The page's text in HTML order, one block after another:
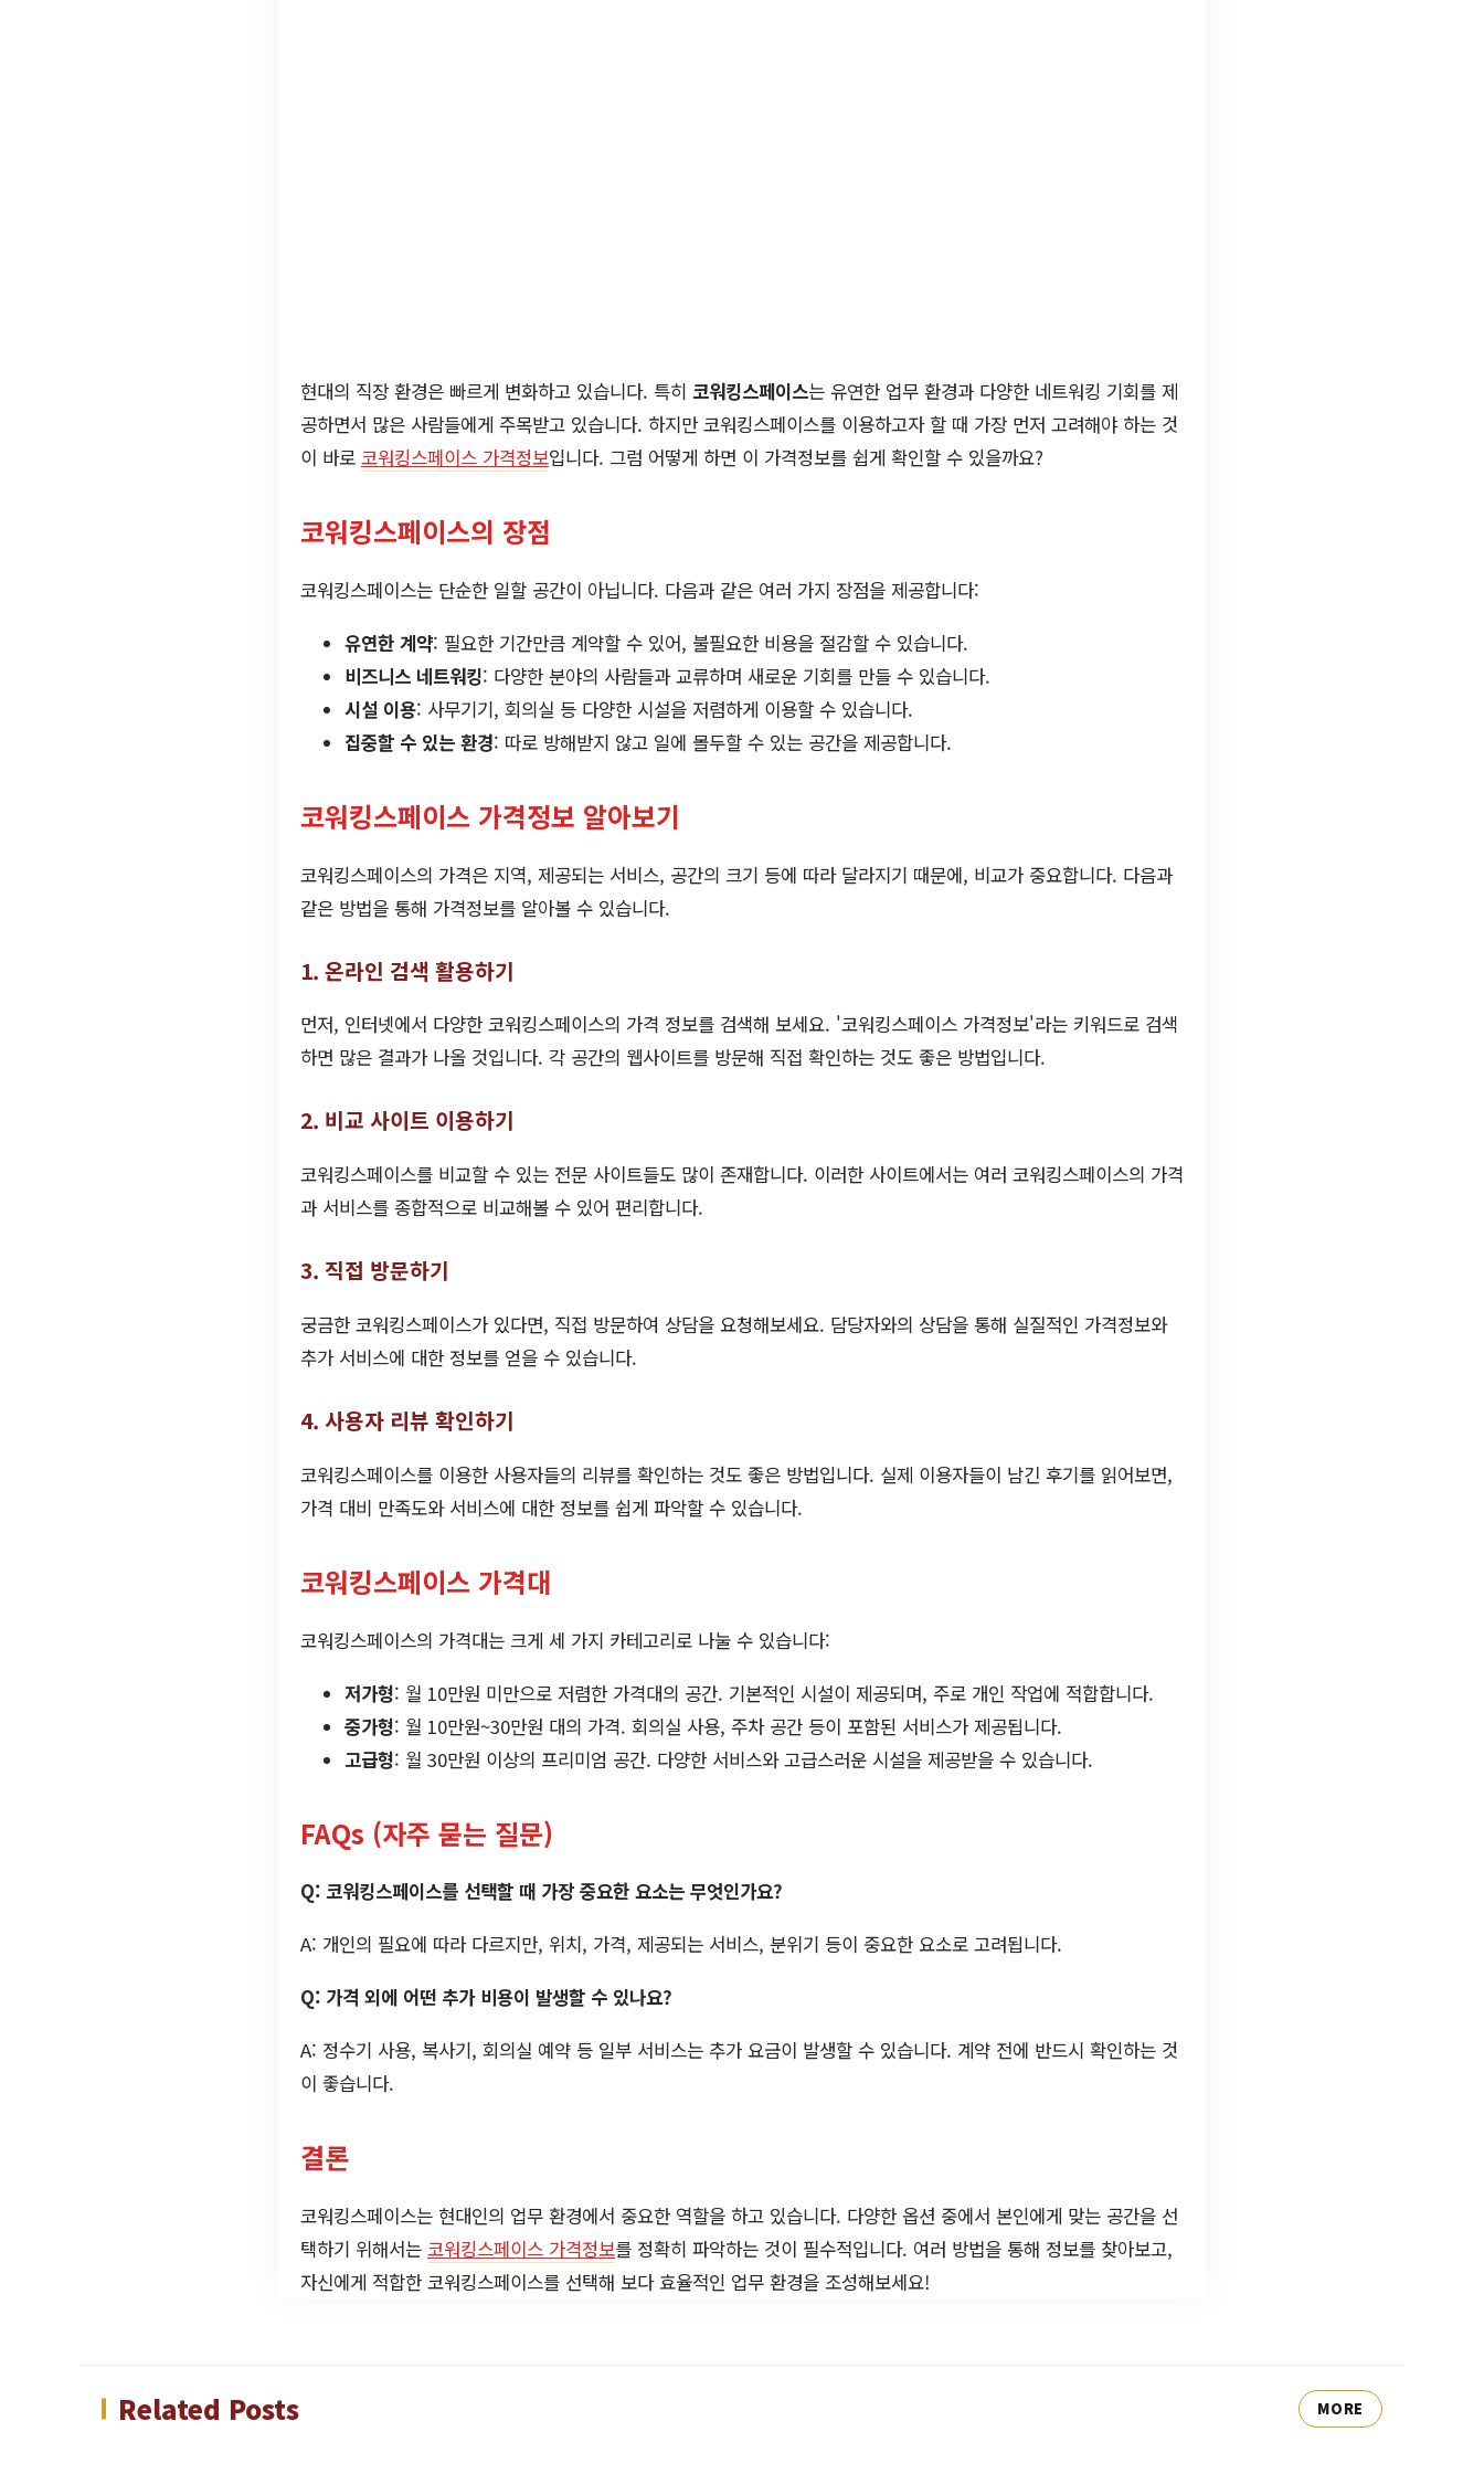
현대의 직장 환경은 빠르게 변화하고 있습니다. 특히 코워킹스페이스는 유연한 업무 환경과 다양한 네트워킹 기회를 제
공하면서 많은 사람들에게 주목받고 있습니다. 하지만 코워킹스페이스를 이용하고자 할 때 가장 먼저 고려해야 하는 것
이 바로 코워킹스페이스 가격정보입니다. 그럼 어떻게 하면 이 가격정보를 쉽게 확인할 수 있을까요?
코워킹스페이스의 장점
코워킹스페이스는 단순한 일할 공간이 아닙니다. 다음과 같은 여러 가지 장점을 제공합니다:
유연한 계약: 필요한 기간만큼 계약할 수 있어, 불필요한 비용을 절감할 수 있습니다.
비즈니스 네트워킹: 다양한 분야의 사람들과 교류하며 새로운 기회를 만들 수 있습니다.
시설 이용: 사무기기, 회의실 등 다양한 시설을 저렴하게 이용할 수 있습니다.
집중할 수 있는 환경: 따로 방해받지 않고 일에 몰두할 수 있는 공간을 제공합니다.
코워킹스페이스 가격정보 알아보기
코워킹스페이스의 가격은 지역, 제공되는 서비스, 공간의 크기 등에 따라 달라지기 때문에, 비교가 중요합니다. 다음과
같은 방법을 통해 가격정보를 알아볼 수 있습니다.
1. 온라인 검색 활용하기
먼저, 인터넷에서 다양한 코워킹스페이스의 가격 정보를 검색해 보세요. '코워킹스페이스 가격정보'라는 키워드로 검색
하면 많은 결과가 나올 것입니다. 각 공간의 웹사이트를 방문해 직접 확인하는 것도 좋은 방법입니다.
2. 비교 사이트 이용하기
코워킹스페이스를 비교할 수 있는 전문 사이트들도 많이 존재합니다. 이러한 사이트에서는 여러 코워킹스페이스의 가격
과 서비스를 종합적으로 비교해볼 수 있어 편리합니다.
3. 직접 방문하기
궁금한 코워킹스페이스가 있다면, 직접 방문하여 상담을 요청해보세요. 담당자와의 상담을 통해 실질적인 가격정보와
추가 서비스에 대한 정보를 얻을 수 있습니다.
4. 사용자 리뷰 확인하기
코워킹스페이스를 이용한 사용자들의 리뷰를 확인하는 것도 좋은 방법입니다. 실제 이용자들이 남긴 후기를 읽어보면,
가격 대비 만족도와 서비스에 대한 정보를 쉽게 파악할 수 있습니다.
코워킹스페이스 가격대
코워킹스페이스의 가격대는 크게 세 가지 카테고리로 나눌 수 있습니다:
저가형: 월 10만원 미만으로 저렴한 가격대의 공간. 기본적인 시설이 제공되며, 주로 개인 작업에 적합합니다.
중가형: 월 10만원~30만원 대의 가격. 회의실 사용, 주차 공간 등이 포함된 서비스가 제공됩니다.
고급형: 월 30만원 이상의 프리미엄 공간. 다양한 서비스와 고급스러운 시설을 제공받을 수 있습니다.
FAQs (자주 묻는 질문)
Q: 코워킹스페이스를 선택할 때 가장 중요한 요소는 무엇인가요?
A: 개인의 필요에 따라 다르지만, 위치, 가격, 제공되는 서비스, 분위기 등이 중요한 요소로 고려됩니다.
Q: 가격 외에 어떤 추가 비용이 발생할 수 있나요?
A: 정수기 사용, 복사기, 회의실 예약 등 일부 서비스는 추가 요금이 발생할 수 있습니다. 계약 전에 반드시 확인하는 것
이 좋습니다.
결론
코워킹스페이스는 현대인의 업무 환경에서 중요한 역할을 하고 있습니다. 다양한 옵션 중에서 본인에게 맞는 공간을 선
택하기 위해서는 코워킹스페이스 가격정보를 정확히 파악하는 것이 필수적입니다. 여러 방법을 통해 정보를 찾아보고,
자신에게 적합한 코워킹스페이스를 선택해 보다 효율적인 업무 환경을 조성해보세요!
Related Posts MORE